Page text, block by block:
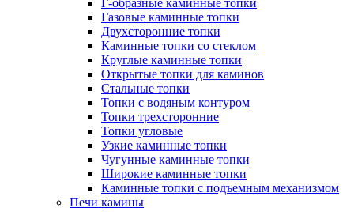
Г-образные каминные топки
Газовые каминные топки
Двухсторонние топки
Каминные топки со стеклом
Круглые каминные топки
Открытые топки для каминов
Стальные топки
Топки с водяным контуром
Топки трехсторонние
Топки угловые
Узкие каминные топки
Чугунные каминные топки
Широкие каминные топки
Каминные топки с подъемным механизмом
Печи камины